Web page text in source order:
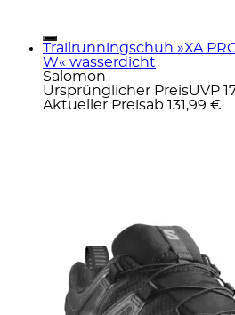
Trailrunningschuh »XA
W« wasserdicht
Salomon
Ursprünglicher PreisUVP
Aktueller Preisab 131,99 €